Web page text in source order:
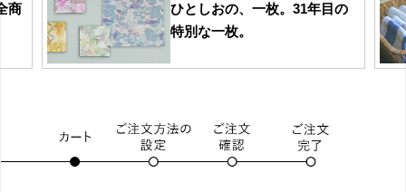
商
ひとしおの、一枚。31年目の
特別な一枚。